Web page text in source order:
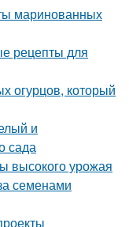
маринованных
рецепты для
огурцов, который
и
сада
высокого урожая
семенами